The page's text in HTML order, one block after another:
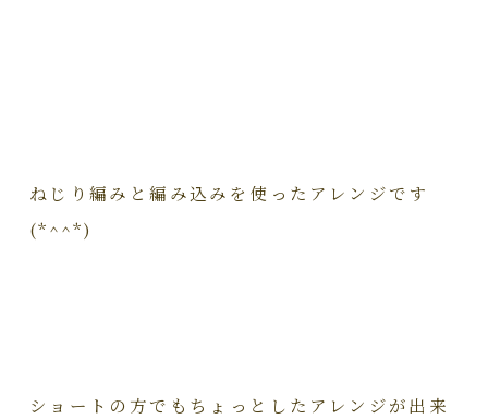
ねじり編みと編み込みを使ったアレンジです
(*^^*)
ショートの方でもちょっとしたアレンジが出来